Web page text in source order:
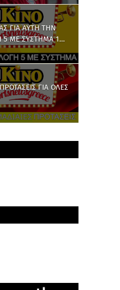
ΓΙΑ ΑΥΤΗ ΤΗΝ
ΜΕ ΣΥΣΤΗΜΑ 10